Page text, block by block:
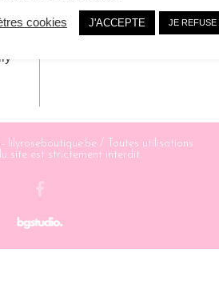
lilyroseboutique.be / Toutes utilisations
site est strictement interdit.
cookies J'ACCEPTE JE REFUSE